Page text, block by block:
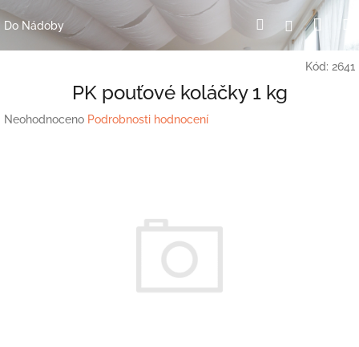
Přejít
naDo Nádoby HledatPřihlášení
Kód: 2641
PK pouťové koláčky 1 kg
Průměrné
Neohodnoceno Podrobnosti hodnocení